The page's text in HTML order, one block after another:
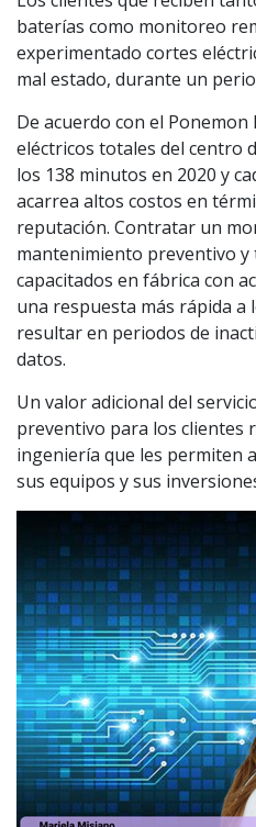
baterías como monitoreo
experimentado cortes
mal estado, durante un
De acuerdo con el
eléctricos totales del centro
los 138 minutos en 2020 y
acarrea altos costos en
reputación. Contratar un
mantenimiento preventivo y
capacitados en fábrica con
una respuesta más rápida a
resultar en periodos de
datos.
Un valor adicional del
preventivo para los clientes
ingeniería que les permiten
sus equipos y sus